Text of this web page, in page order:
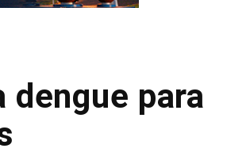
dengue para